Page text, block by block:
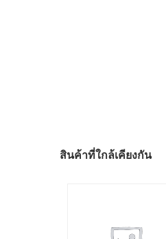
สินค้าที่ใกล้เคียงกัน